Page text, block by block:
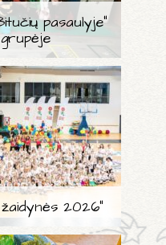
pasaulyje“
2026“